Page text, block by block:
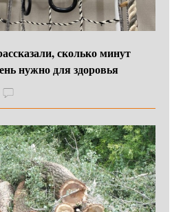
сколько минут
нужно для здоровья